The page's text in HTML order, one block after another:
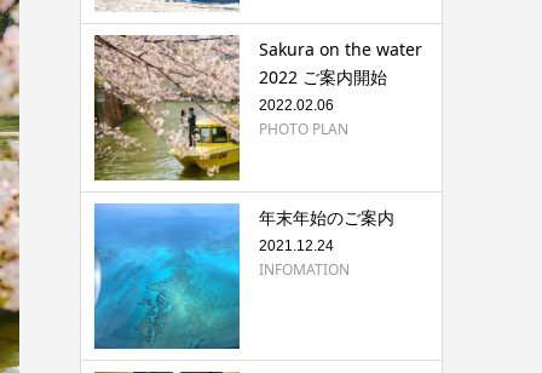
Sakura on the water
2022 ご案内開始
2022.02.06
PHOTO PLAN
年末年始のご案内
2021.12.24
INFOMATION